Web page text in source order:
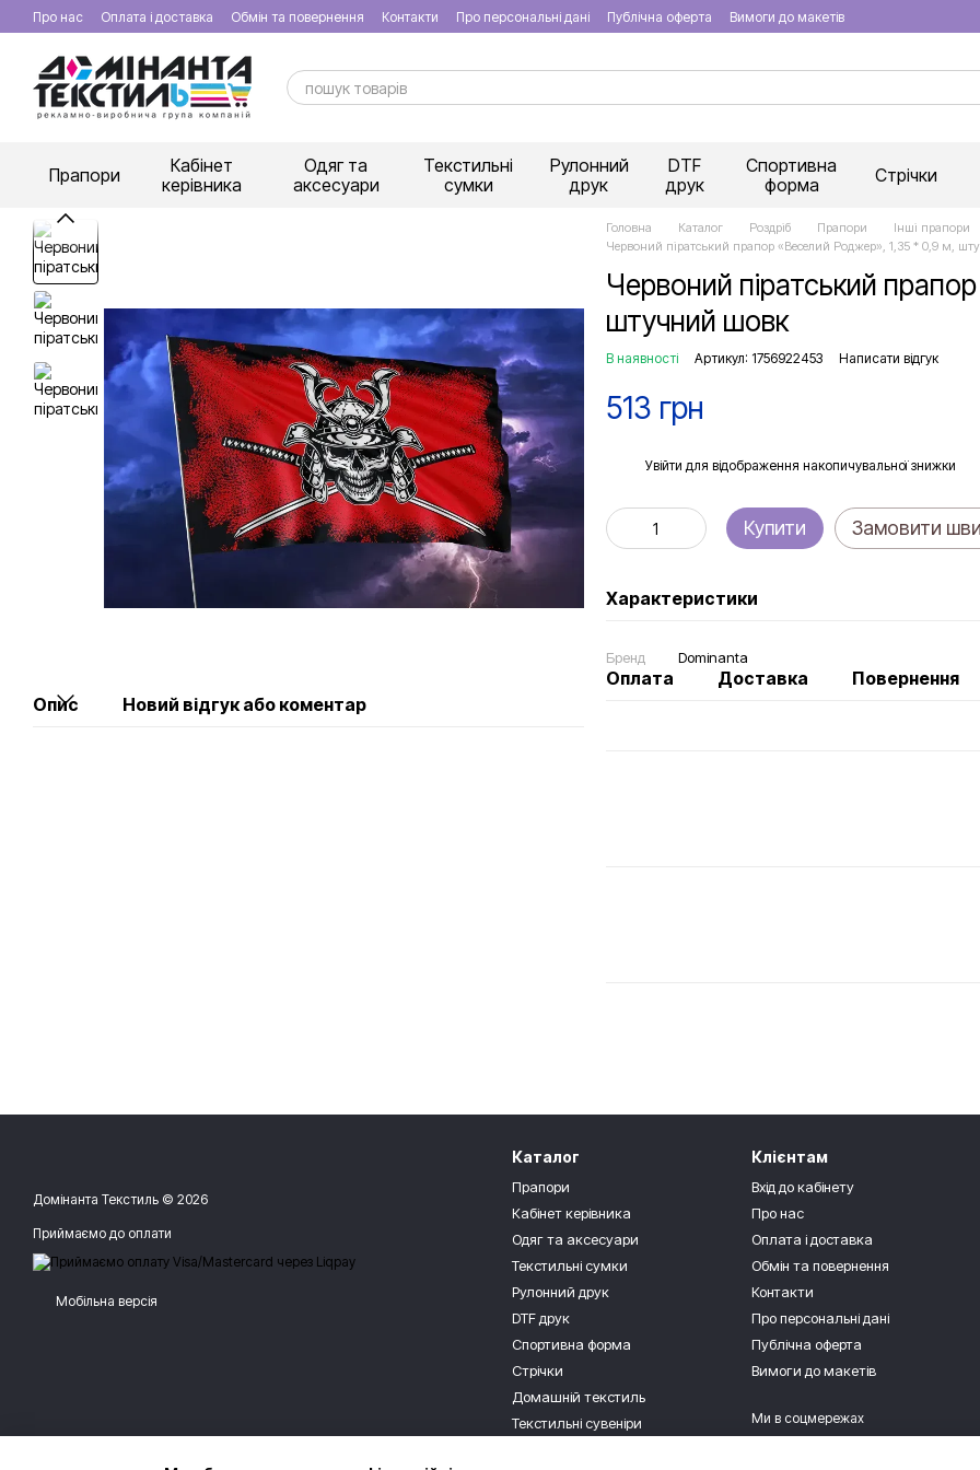
Перейти к основному контенту
Про нас Оплата і доставка Обмін та повернення Контакти Про персональні дані Публічна оферта Вимоги до макетів
Прапори
Кабінет
керівника
Одяг та
аксесуари
Текстильні
сумки
Рулонний
друк
DTF
друк
Спортивна
форма
Стрічки
Опис Новий відгук або коментар
Головна Каталог Роздріб Прапори
Інші прапори
Червоний піратський прапор «Веселий Роджер», 1,35 * 0,9 м,
Червоний піратський
штучний шовк
В наявності Артикул: 1756922453 Написати відгук
513 грн
Увійти для відображення накопичувальної знижки
Купити Замовити
Характеристики
Бренд Dominanta
Оплата Доставка Повернення
Домінанта Текстиль © 2026
Приймаємо до оплати
Мобільна версія
Каталог
Прапори
Кабінет керівника
Одяг та аксесуари
Текстильні сумки
Рулонний друк
DTF друк
Спортивна форма
Стрічки
Домашній текстиль
Текстильні сувеніри
Клієнтам
Вхід до кабінету
Про нас
Оплата і доставка
Обмін та повернення
Контакти
Про персональні дані
Публічна оферта
Вимоги до макетів
Ми в соцмережах